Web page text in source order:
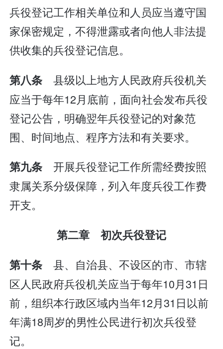
兵役登记工作相关单位和人员应当遵守国
家保密规定，不得泄露或者向他人非法提
供收集的兵役登记信息。
第八条县级以上地方人民政府兵役机关
应当于每年12月底前，面向社会发布兵役
登记公告，明确翌年兵役登记的对象范
围、时间地点、程序方法和有关要求。
第九条开展兵役登记工作所需经费按照
隶属关系分级保障，列入年度兵役工作费
开支。
第二章 初次兵役登记
第十条县、自治县、不设区的市、市辖
区人民政府兵役机关应当于每年10月31日
前，组织本行政区域内当年12月31日以前
年满18周岁的男性公民进行初次兵役登
记。